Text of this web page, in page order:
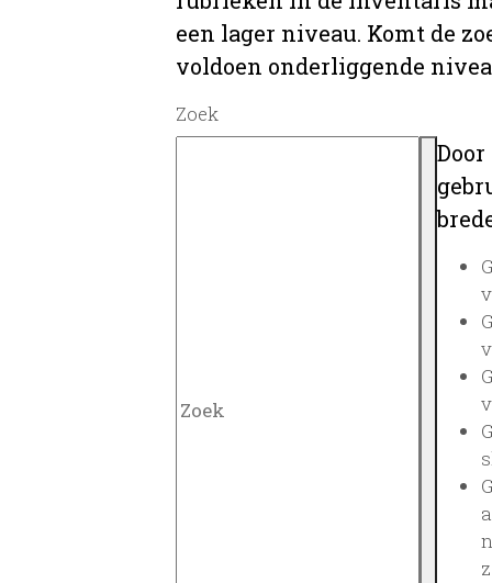
een lager niveau. Komt de
voldoen onderliggende
Zoek